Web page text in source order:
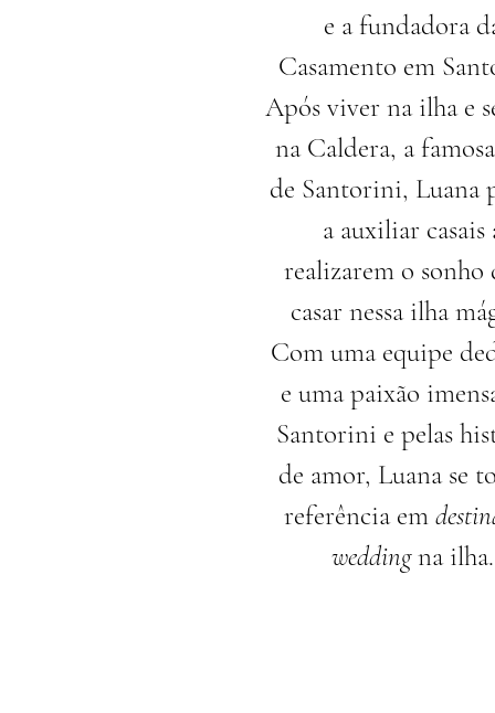
e a fundadora
Casamento em
Após viver na ilha e
na Caldera, a
de Santorini, Luana
a auxiliar casais
realizarem o sonho
casar nessa ilha
Com uma equipe
e uma paixão
Santorini e pelas
de amor, Luana se
referência em
weddingna ilha.